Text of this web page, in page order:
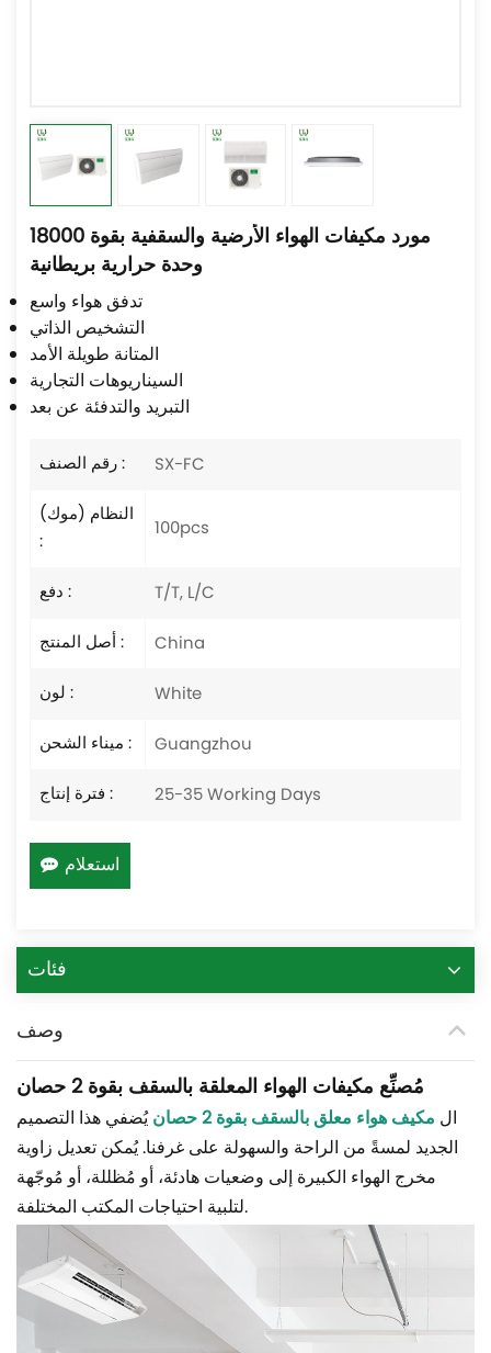
مورد مكيفات الهواء الأرضية والسقفية بقوة 18000
وحدة حرارية بريطانية
تدفق هواء واسع
التشخيص الذاتي
المتانة طويلة الأمد
السيناريوهات التجارية
التبريد والتدفئة عن بعد
رقم الصنف :
SX-FC
النظام (موك)
:
100pcs
دفع :
T/T, L/C
أصل المنتج :
China
لون :
White
ميناء الشحن :
Guangzhou
فترة إنتاج :
25-35 Working Days
استعلام
فئات
وصف
مُصنِّع مكيفات الهواء المعلقة بالسقف بقوة 2 حصان
ال مكيف هواء معلق بالسقف بقوة 2 حصان
يُضفي هذا التصميم
الجديد لمسةً من الراحة والسهولة على غرفنا. يُمكن تعديل زاوية
مخرج الهواء الكبيرة إلى وضعيات هادئة، أو مُظللة، أو مُوجّهة
لتلبية احتياجات المكتب المختلفة.